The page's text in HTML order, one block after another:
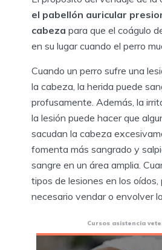
el pabellón auricular
cabeza para que el coágulo
en su lugar cuando el perro
Cuando un perro sufre una
la cabeza, la herida puede
profusamente. Además, la
la lesión puede hacer que
sacudan la cabeza
fomenta más sangrado y
sangre en un área amplia.
tipos de lesiones en los oídos,
necesario vendar o envolver
Cursos asistencia